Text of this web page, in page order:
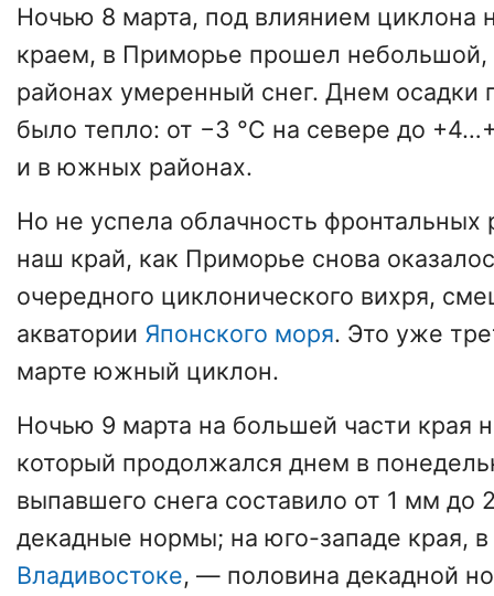
Ночью 8 марта, под влиянием циклона
краем, в Приморье прошел небольшой,
районах умеренный снег. Днем осадки
было тепло: от −3 °С на севере до
и в южных районах.
Но не успела облачность фронтальных
наш край, как Приморье снова
очередного циклонического вихря,
акватории Японского моря. Это уже
марте южный циклон.
Ночью 9 марта на большей части края
который продолжался днем в
выпавшего снега составило от 1 мм
декадные нормы; на юго-западе края,
Владивостоке, — половина декадной